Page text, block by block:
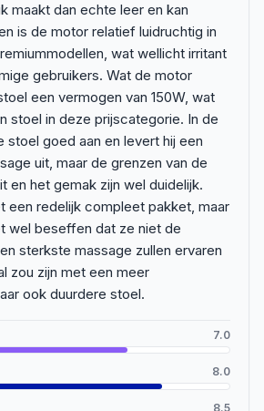
maakt dan echte leer en kan
is de motor relatief luidruchtig in
wat wellicht irritant
gebruikers. Wat de motor
een vermogen van 150W, wat
stoel in deze prijscategorie. In de
stoel goed aan en levert hij een
uit, maar de grenzen van de
en het gemak zijn wel duidelijk.
een redelijk compleet pakket, maar
wel beseffen dat ze niet de
sterkste massage zullen ervaren
zou zijn met een meer
ook duurdere stoel.
7.0
8.0
8.5